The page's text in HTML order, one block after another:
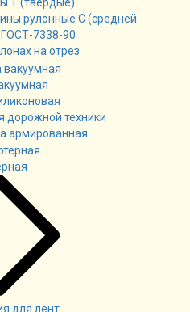
Т (твёрдые)
на отрез
дорожной техники
армированная